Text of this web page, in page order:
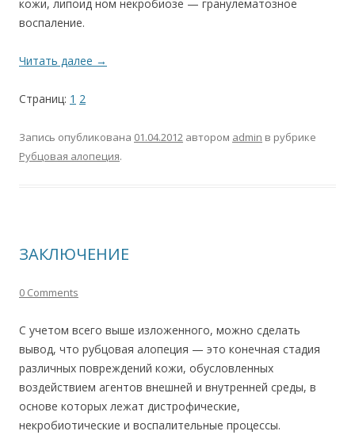
кожи, липоид ном некробиозе — гранулематозное
воспаление.
Читать далее →
Страниц: 1 2
Запись опубликована 01.04.2012 автором admin в рубрике
Рубцовая алопеция.
ЗАКЛЮЧЕНИЕ
0 Comments
С учетом всего выше изложенного, можно сделать
вывод, что рубцовая алопеция — это конечная стадия
различных повреждений кожи, обусловленных
воздействием агентов внешней и внутренней среды, в
основе которых лежат дистрофические,
некробиотические и воспалительные процессы.